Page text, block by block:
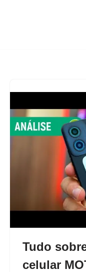
Tudo
celular